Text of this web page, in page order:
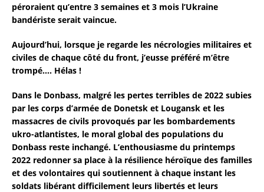
péroraient qu’entre 3 semaines et 3 mois l’Ukraine
bandériste serait vaincue.
Aujourd’hui, lorsque je regarde les nécrologies militaires et
civiles de chaque côté du front, j’eusse préféré m’être
trompé…. Hélas !
Dans le Donbass, malgré les pertes terribles de 2022 subies
par les corps d’armée de Donetsk et Lougansk et les
massacres de civils provoqués par les bombardements
ukro-atlantistes, le moral global des populations du
Donbass reste inchangé. L’enthousiasme du printemps
2022 redonner sa place à la résilience héroïque des familles
et des volontaires qui soutiennent à chaque instant les
soldats libérant difficilement leurs libertés et leurs